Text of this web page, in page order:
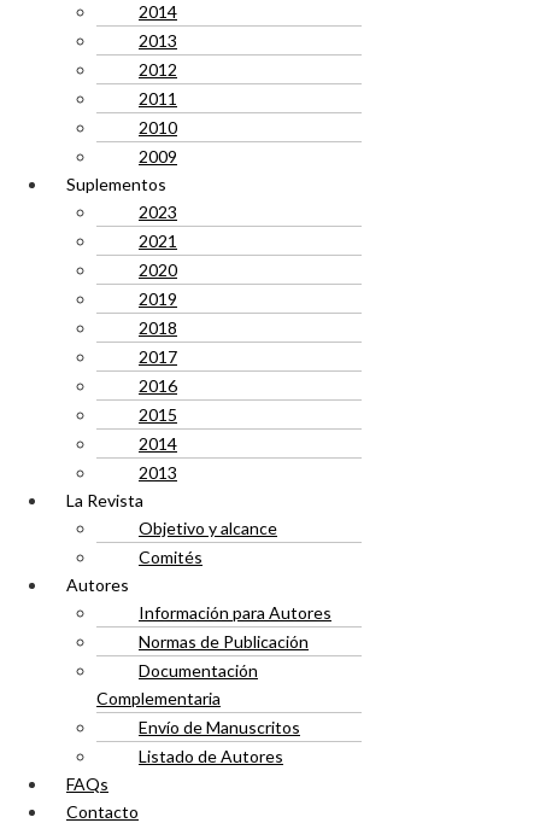
2014
2013
2012
2011
2010
2009
Suplementos
2023
2021
2020
2019
2018
2017
2016
2015
2014
2013
La Revista
Objetivo y alcance
Comités
Autores
Información para Autores
Normas de Publicación
Documentación
Complementaria
Envío de Manuscritos
Listado de Autores
FAQs
Contacto